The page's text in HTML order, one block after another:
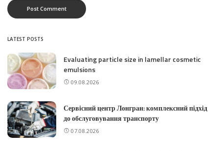
LATEST POSTS
Evaluating particle size in lamellar cosmetic
emulsions
09.08.2026
Сервісний центр Лонгран: комплексний підхід
до обслуговування транспорту
07.08.2026